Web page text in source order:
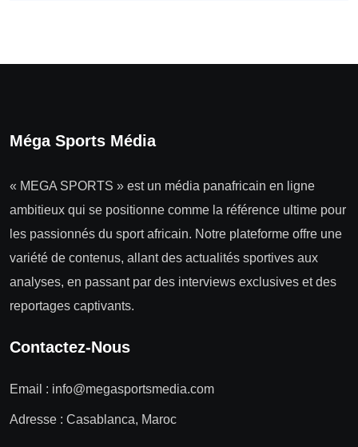
Méga Sports Média
« MEGA SPORTS » est un média panafricain en ligne
ambitieux qui se positionne comme la référence ultime pour
les passionnés du sport africain. Notre plateforme offre une
variété de contenus, allant des actualités sportives aux
analyses, en passant par des interviews exclusives et des
reportages captivants.
Contactez-Nous
Email : info@megasportsmedia.com
Adresse : Casablanca, Maroc